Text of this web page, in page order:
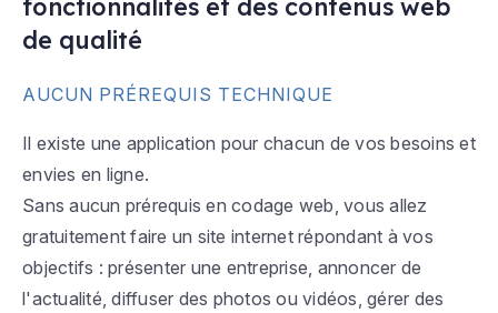
de qualité
AUCUN PRÉREQUIS TECHNIQUE
Il existe une application pour chacun de vos besoins et
envies en ligne.
Sans aucun prérequis en codage web, vous allez
gratuitement faire un site internet répondant à vos
objectifs : présenter une entreprise, annoncer de
l'actualité, diffuser des photos ou vidéos, gérer des